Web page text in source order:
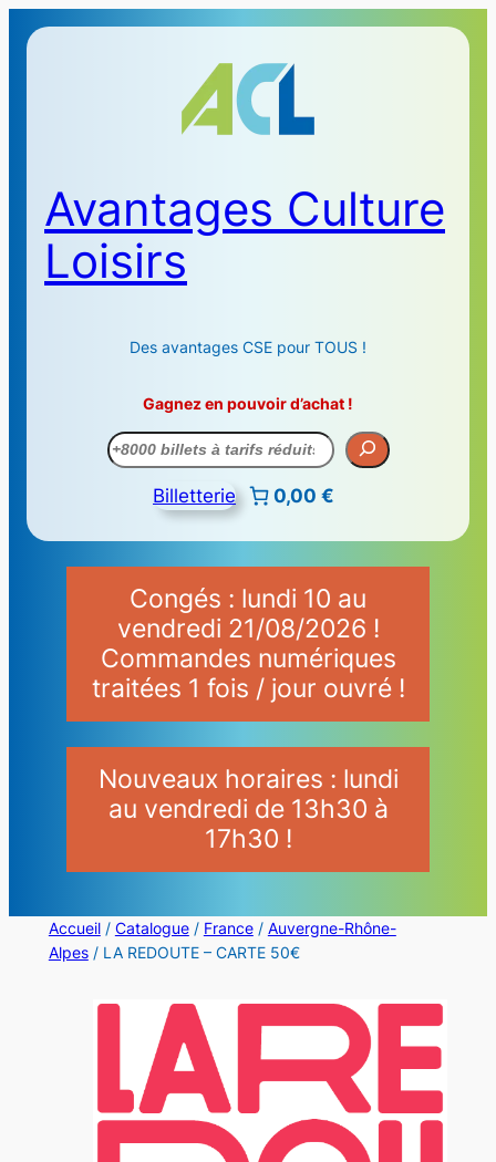
Avantages Culture
Loisirs
Des avantages CSE pour TOUS !
Gagnez en pouvoir d’achat !
Recherche
Billetterie 0,00 €
Congés : lundi 10 au
vendredi 21/08/2026 !
Commandes numériques
traitées 1 fois / jour ouvré !
Nouveaux horaires : lundi
au vendredi de 13h30 à
17h30 !
Accueil/ Catalogue/ France/ Auvergne-Rhône-
Alpes/ LA REDOUTE – CARTE 50€